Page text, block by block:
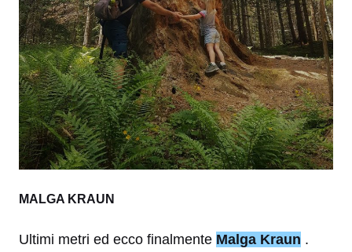
MALGA KRAUN
Ultimi metri ed ecco finalmente Malga Kraun .